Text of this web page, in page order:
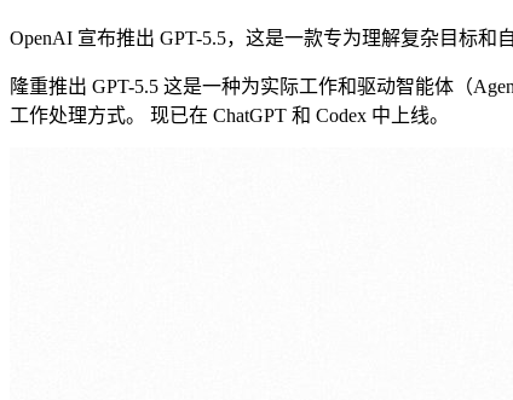
OpenAI 宣布推出 GPT-5.5，这是一款专为理解复杂目标和
隆重推出 GPT-5.5 这是一种为实际工作和驱动智能体（
工作处理方式。 现已在 ChatGPT 和 Codex 中上线。